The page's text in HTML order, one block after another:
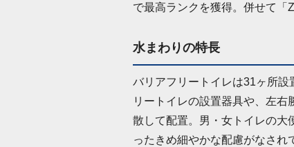
で最高ランクを獲得。併せて「
水まわりの特長
バリアフリートイレは31ヶ所
リートイレの設置器具や、左
散して配置。男・女トイレの大
ったきめ細やかな配慮がなさ